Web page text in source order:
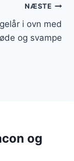
NÆSTE
i ovn med
og svampe
og